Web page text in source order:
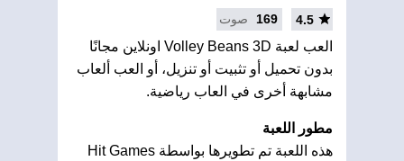
4.5
169 صوت
العب لعبة Volley Beans 3D اونلاين مجانًا
بدون تحميل أو تثبيت أو تنزيل، أو العب ألعاب
مشابهة أخرى في العاب رياضية.
مطور اللعبة
هذه اللعبة تم تطويرها بواسطة Hit Games